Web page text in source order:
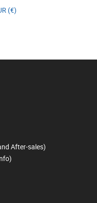
(€)
After-sales)